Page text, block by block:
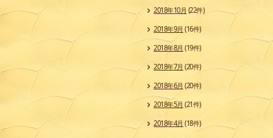
2018年10月 (22件)
2018年9月 (16件)
2018年8月 (19件)
2018年7月 (20件)
2018年6月 (20件)
2018年5月 (21件)
2018年4月 (18件)